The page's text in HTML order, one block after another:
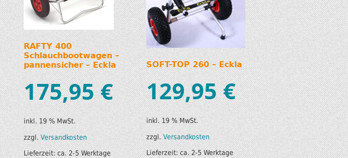
RAFTY 400
Schlauchbootwagen –
pannensicher – Eckla
175,95€
inkl. 19 % MwSt.
zzgl.Versandkosten
Lieferzeit:ca. 2-5 Werktage
SOFT-TOP 260 – Eckla
129,95€
inkl. 19 % MwSt.
zzgl.Versandkosten
Lieferzeit:ca. 2-5 Werktage